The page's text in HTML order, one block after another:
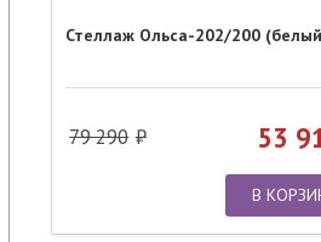
Стеллаж Ольса-202/200
79 290 53
В